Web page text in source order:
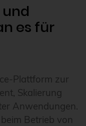
es für
Plattform zur
Skalierung
Anwendungen.
Betrieb von